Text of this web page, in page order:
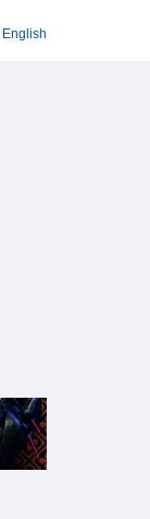
English